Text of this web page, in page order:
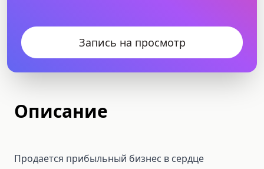
Запись на просмотр
Описание
Продается прибыльный бизнес в сердце